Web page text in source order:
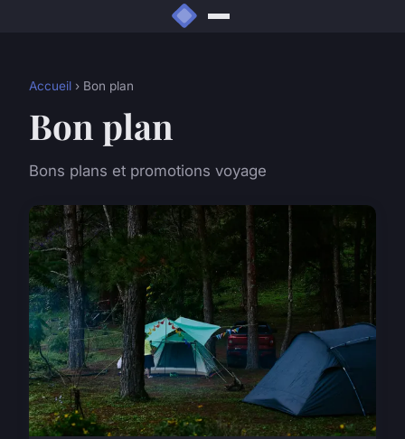
Accueil › Bon plan
Bon plan
Bons plans et promotions voyage